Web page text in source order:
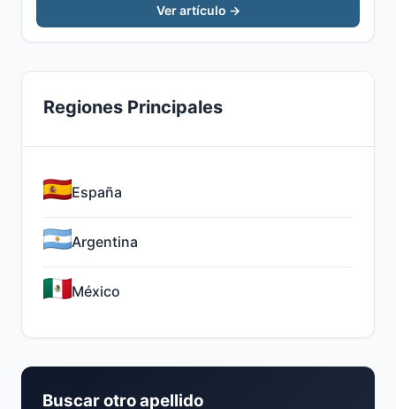
Ver artículo →
Regiones Principales
España
Argentina
México
Buscar otro apellido